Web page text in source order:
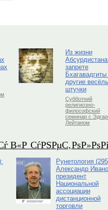
Из жизни
запрете
Бхагавадгиты
другие
штучки
Субботний
религиозно-
философский
семинар с
Лейтаном
В«Р
Рунетология
Александр
президент
Национальной
ассоциации
дистанционной
торговли